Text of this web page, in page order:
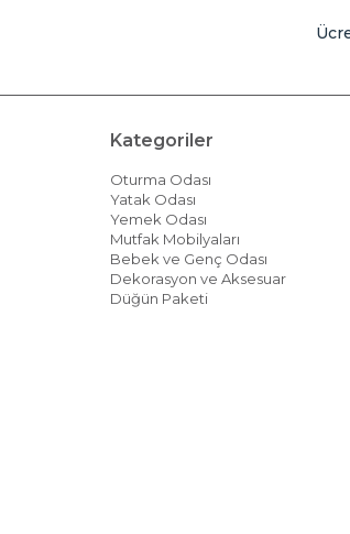
Kategoriler
Oturma Odası
Yatak Odası
Yemek Odası
Mutfak Mobilyaları
Bebek ve Genç Odası
Dekorasyon ve Aksesuar
Düğün Paketi